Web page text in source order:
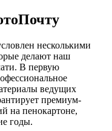
несколькими
делают наш
В первую
ведущих
премиум-
на пенокартоне,
годы.